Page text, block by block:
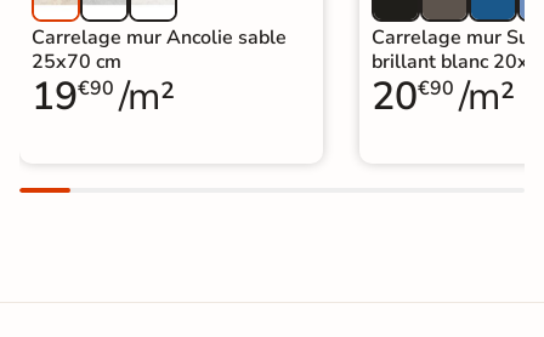
Carrelage mur Ancolie sable
25x70 cm
19€90 /m²
Carrelage mur
brillant blanc
20€90 /m²